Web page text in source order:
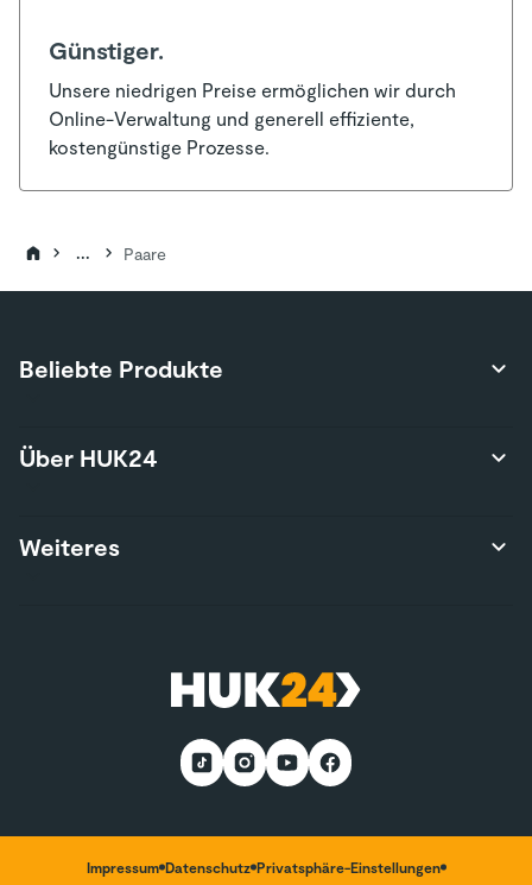
Günstiger.
Unsere niedrigen Preise ermöglichen wir durch
Online-Verwaltung und generell effiziente,
kostengünstige Prozesse.
... Paare
Beliebte Produkte
Produktübersicht
Hausratversicherung
Wohnmobilversicherung
Über HUK24
Über uns
Weiteres
*Teilnahmebedingungen
Impressum Datenschutz Privatsphäre-Einstellungen